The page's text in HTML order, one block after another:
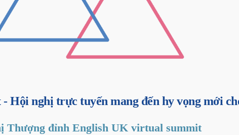
Hội nghị trực tuyến mang đến hy vọng mới
Thượng đỉnh English UK virtual summit